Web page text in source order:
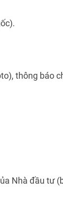
thông báo
Nhà đầu tư